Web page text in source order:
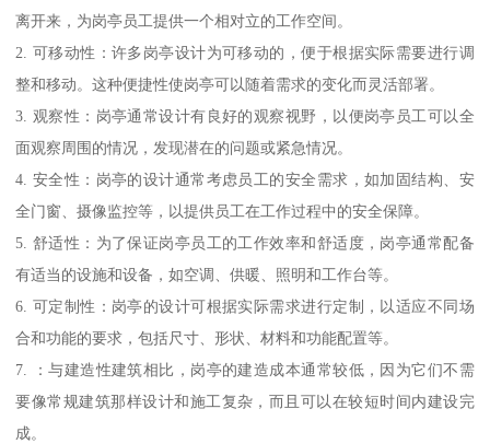
离开来，为岗亭员工提供一个相对立的工作空间。
2. 可移动性：许多岗亭设计为可移动的，便于根据实际需要进行调
整和移动。这种便捷性使岗亭可以随着需求的变化而灵活部署。
3. 观察性：岗亭通常设计有良好的观察视野，以便岗亭员工可以全
面观察周围的情况，发现潜在的问题或紧急情况。
4. 安全性：岗亭的设计通常考虑员工的安全需求，如加固结构、安
全门窗、摄像监控等，以提供员工在工作过程中的安全保障。
5. 舒适性：为了保证岗亭员工的工作效率和舒适度，岗亭通常配备
有适当的设施和设备，如空调、供暖、照明和工作台等。
6. 可定制性：岗亭的设计可根据实际需求进行定制，以适应不同场
合和功能的要求，包括尺寸、形状、材料和功能配置等。
7. ：与建造性建筑相比，岗亭的建造成本通常较低，因为它们不需
要像常规建筑那样设计和施工复杂，而且可以在较短时间内建设完
成。